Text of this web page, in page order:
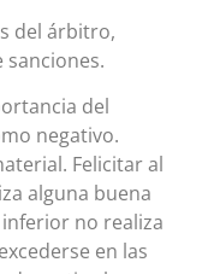
del árbitro,
del
negativo.
Felicitar al
alguna buena
no realiza
en las